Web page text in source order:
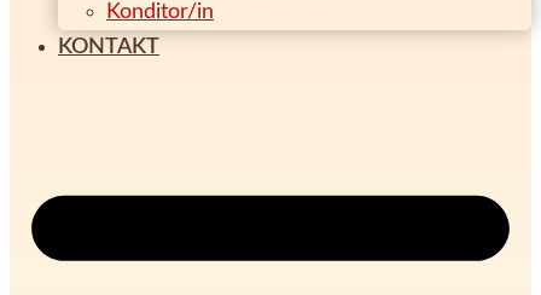
Konditor/in
KONTAKT